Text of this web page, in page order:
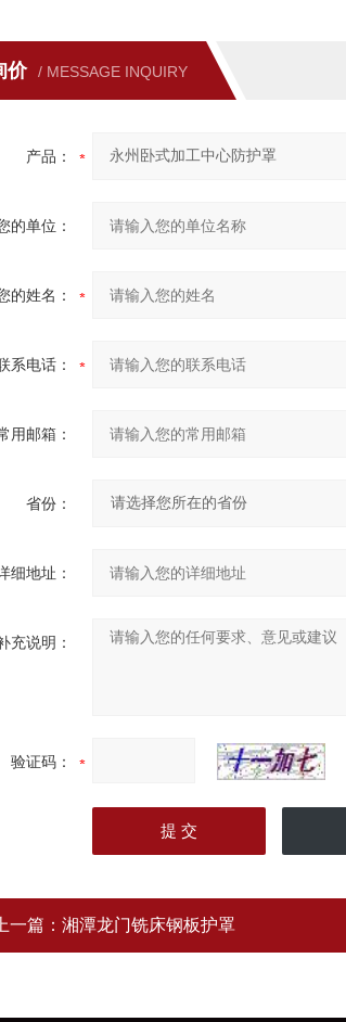
价 / MESSAGE INQUIRY
产品：
的单位：
的姓名：
系电话：
用邮箱：
省份：
细地址：
充说明：
验证码：
一篇： 湘潭龙门铣床钢板护罩